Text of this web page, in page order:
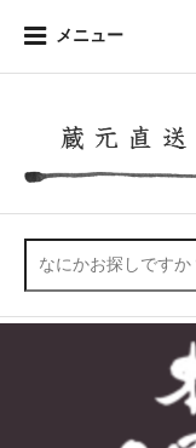
メニュー